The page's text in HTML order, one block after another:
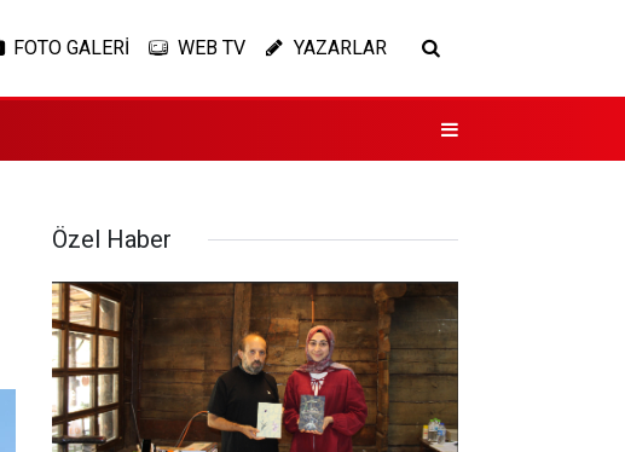
FOTO GALERİ WEB TV YAZARLAR
Özel Haber